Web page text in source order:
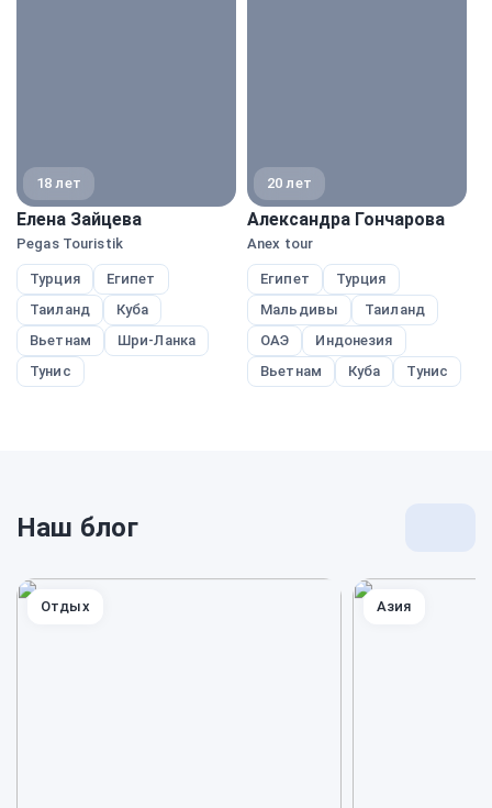
18 лет
Елена Зайцева
Pegas Touristik
Турция
Египет
Таиланд
Куба
Вьетнам
Шри-Ланка
Тунис
20 лет
Александра Гончарова
Anex tour
Египет
Турция
Мальдивы
Таиланд
ОАЭ
Индонезия
Вьетнам
Куба Тунис
Наш блог
Отдых Азия